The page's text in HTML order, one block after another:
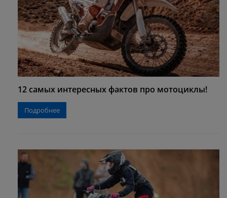
12 самых интересных фактов про мотоциклы!
Подробнее